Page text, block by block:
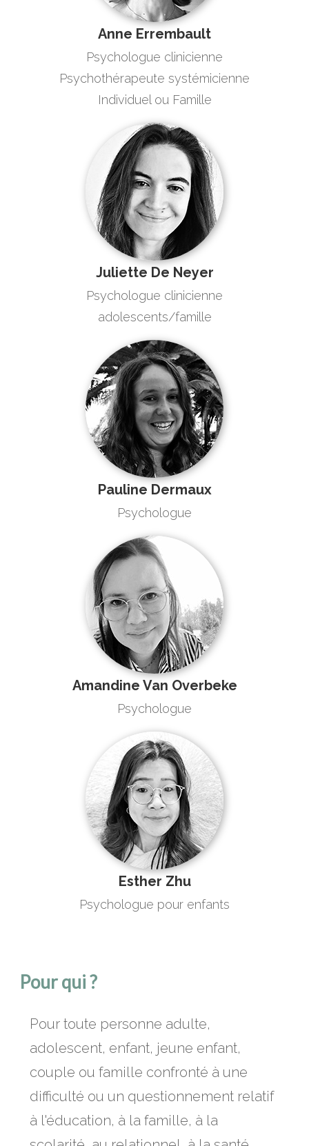
Anne Errembault
Psychologue clinicienne
Psychothérapeute systémicienne
Individuel ou Famille
Juliette De Neyer
Psychologue clinicienne
adolescents/famille
Pauline Dermaux
Psychologue
Amandine Van Overbeke
Psychologue
Esther Zhu
Psychologue pour enfants
Pour qui ?
Pour toute personne adulte,
adolescent, enfant, jeune enfant,
couple ou famille confronté à une
difficulté ou un questionnement relatif
à l'éducation, à la famille, à la